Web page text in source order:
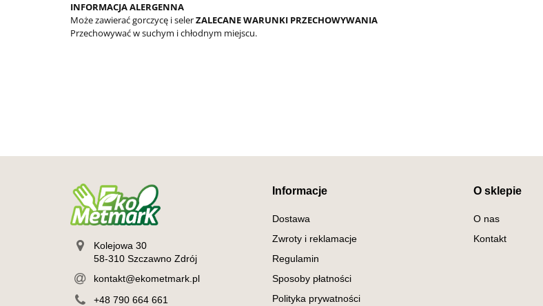
INFORMACJA ALERGENNA
Może zawierać gorczycę i selerZALECANE WARUNKI PRZECHOWYWANIA
Przechowywać w suchym i chłodnym miejscu.
Kolejowa 30
58-310 Szczawno Zdrój
kontakt@ekometmark.pl
+48 790 664 661
Informacje
Dostawa
Zwroty i reklamacje
Regulamin
Sposoby płatności
Polityka prywatności
O sklepie
O nas
Kontakt